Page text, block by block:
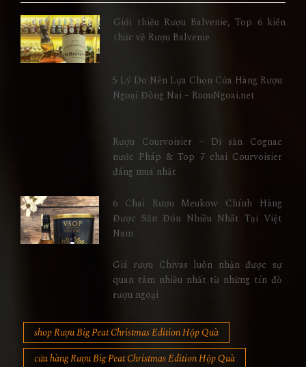
Giới thiệu Rượu Balvenie, Top 6 kiến
thức về Rượu Balvenie
5 Lý Do Nên Lựa Chọn Cửa Hàng Rượu
Ngoại Đồng Nai – RuouNgoai.net
Rượu Courvoisier – Di sản Cognac
nước Pháp & Top 7 chai Courvoisier
đáng mua nhất
6 Chai Rượu Meukow Chính Hãng
Được Săn Đón Nhiều Nhất Tại Việt
Nam
Giá rượu Chivas luôn nhận được sự
quan tâm nhiều nhất từ những tín đồ
rượu ngoại
shop Rượu Big Peat Christmas Edition Hộp Quà
cửa hàng Rượu Big Peat Christmas Edition Hộp Quà